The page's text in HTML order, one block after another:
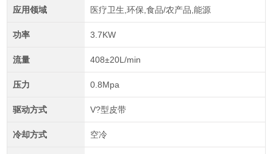
应用领域 医疗卫生,环保,食品/农产品,能源
功率 3.7KW
流量 408±20L/min
压力 0.8Mpa
驱动方式 V?型皮带
冷却方式 空冷